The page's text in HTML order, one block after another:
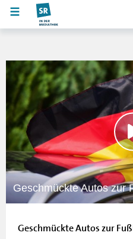
Geschmückte Autos zur
Geschmückte Autos zur